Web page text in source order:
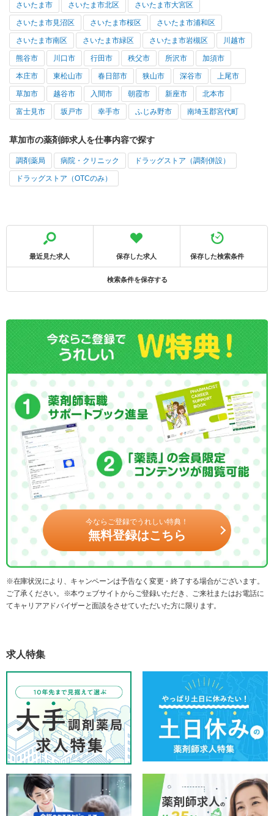
さいたま市 さいたま市北区 さいたま市大宮区
さいたま市見沼区 さいたま市桜区 さいたま市浦和区
さいたま市南区 さいたま市緑区 さいたま市岩槻区 川越市
熊谷市 川口市 行田市 秩父市 所沢市 加須市
本庄市 東松山市 春日部市 狭山市 深谷市 上尾市
草加市 越谷市 入間市 朝霞市 新座市 北本市
富士見市 坂戸市 幸手市 ふじみ野市 南埼玉郡宮代町
草加市の薬剤師求人を仕事内容で探す
調剤薬局 病院・クリニック ドラッグストア（調剤併設）
ドラッグストア（OTCのみ）
最近見た求人 保存した求人 保存した検索条件
検索条件を保存する
今ならご登録でうれしい特典！
無料登録はこちら
※在庫状況により、キャンペーンは予告なく変更・終了する場合がございます。
ご了承ください。※本ウェブサイトからご登録いただき、ご来社またはお電話に
てキャリアアドバイザーと面談をさせていただいた方に限ります。
求人特集